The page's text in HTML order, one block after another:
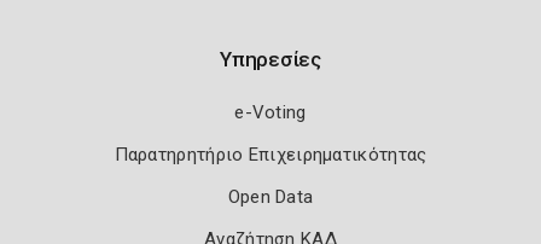
Υπηρεσίες
e-Voting
Παρατηρητήριο Επιχειρηματικότητας
Open Data
Αναζήτηση ΚΑΔ